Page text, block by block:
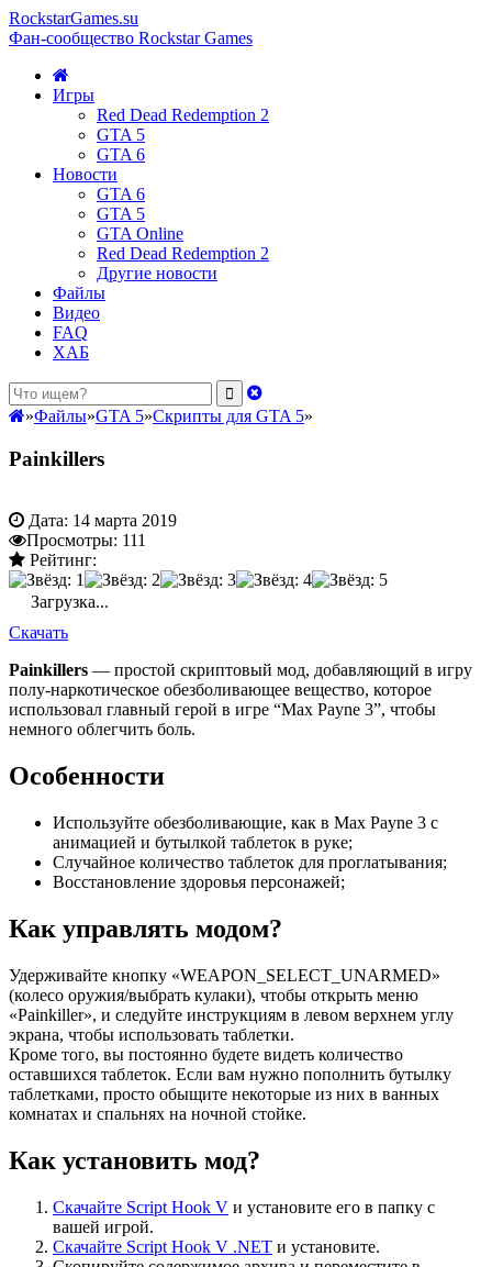
RockstarGames.su
Фан-сообщество Rockstar Games
Игры
Red Dead Redemption 2
GTA 5
GTA 6
Новости
GTA 6
GTA 5
GTA Online
Red Dead Redemption 2
Другие новости
Файлы
Видео
FAQ
ХАБ
»Файлы»GTA 5»Скрипты для GTA 5»
Painkillers
Дата: 14 марта 2019
Просмотры: 111
Рейтинг:
Загрузка...
Скачать
Painkillers — простой скриптовый мод, добавляющий в игру
полу-наркотическое обезболивающее вещество, которое
использовал главный герой в игре “Max Payne 3”, чтобы
немного облегчить боль.
Особенности
Используйте обезболивающие, как в Max Payne 3 с
анимацией и бутылкой таблеток в руке;
Случайное количество таблеток для проглатывания;
Восстановление здоровья персонажей;
Как управлять модом?
Удерживайте кнопку «WEAPON_SELECT_UNARMED»
(колесо оружия/выбрать кулаки), чтобы открыть меню
«Painkiller», и следуйте инструкциям в левом верхнем углу
экрана, чтобы использовать таблетки.
Кроме того, вы постоянно будете видеть количество
оставшихся таблеток. Если вам нужно пополнить бутылку
таблетками, просто обыщите некоторые из них в ванных
комнатах и спальнях на ночной стойке.
Как установить мод?
Скачайте Script Hook V и установите его в папку с
вашей игрой.
Скачайте Script Hook V .NET и установите.